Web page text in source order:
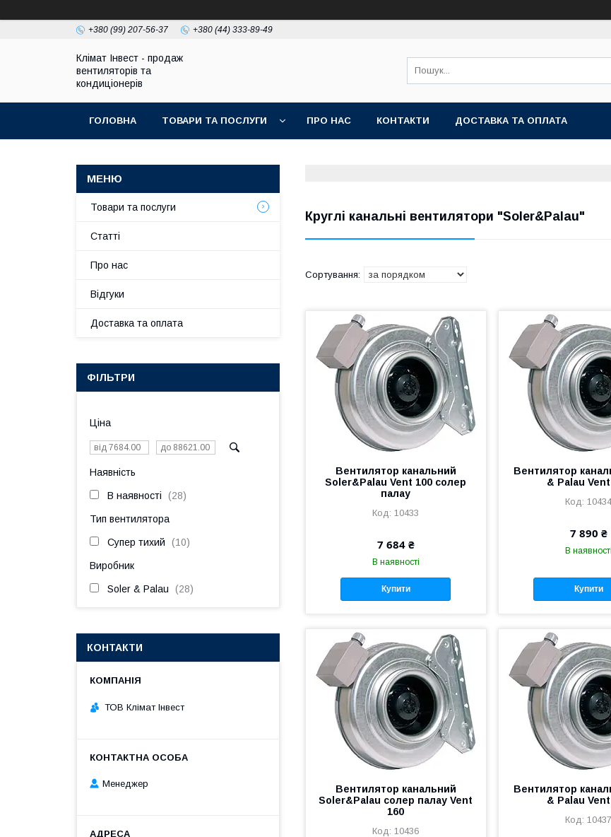
+380 (99) 207-56-37 +380 (44) 333-89-49
Клімат Інвест - продаж
вентиляторів та
кондиціонерів
ГОЛОВНА ТОВАРИ ТА ПОСЛУГИ ПРО НАС КОНТАКТИ ДОСТАВКА ТА ОПЛАТА
Круглі канальні вентилятори "Soler&Palau"
Вентилятор канальний
Soler&Palau Vent 100 солер
палау
10433
7 684 ₴
В наявності
Купити
Вентилятор
& Palau
7 890 ₴
В наявності
Купити
Вентилятор канальний
Soler&Palau солер палау Vent
160
10436
Вентилятор
& Palau
10437
Товари та послуги
Статті
Про нас
Відгуки
Доставка та оплата
ФІЛЬТРИ
Ціна
Наявність
В наявності 28
Тип вентилятора
Супер тихий 10
Виробник
Soler & Palau 28
КОНТАКТИ
ТОВ Клімат Інвест
Менеджер